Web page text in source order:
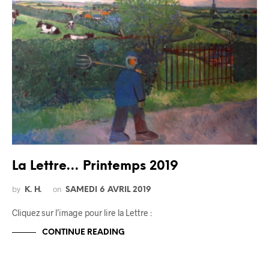
La Lettre… Printemps 2019
by K. H. on SAMEDI 6 AVRIL 2019
Cliquez sur l’image pour lire la Lettre :
CONTINUE READING